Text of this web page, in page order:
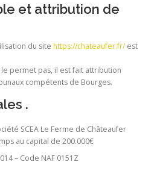
et attribution de
du site https://chateaufer.fr/est
permet pas, il est fait attribution
compétents de Bourges.
.
SCEA Le Ferme de Châteaufer
au capital de 200.000€
– Code NAF 0151Z